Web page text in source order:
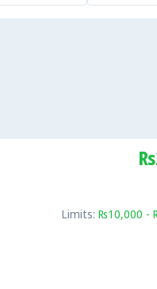
Limits: ₨10,000 -